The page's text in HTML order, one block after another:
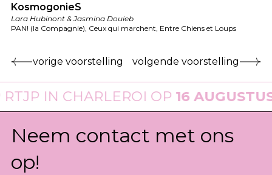
KosmogonieS
Lara Hubinont & Jasmina Douieb
PAN! (la Compagnie), Ceux qui marchent, Entre Chiens et Loups
vorige voorstelling volgende voorstelling
CHARLEROI OP16 AUGUSTUS 2026
Neem contact met ons
op!